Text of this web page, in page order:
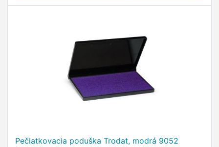
Pečiatkovacia poduška Trodat, modrá 9052